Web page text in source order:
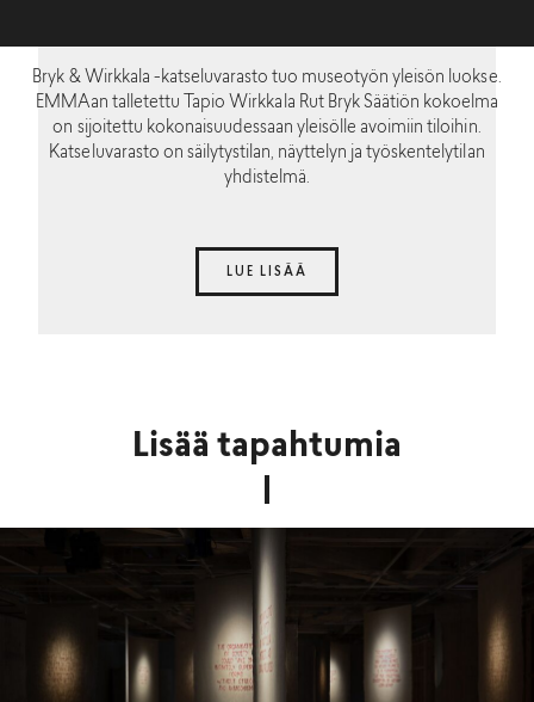
Bryk & Wirkkala -katseluvarasto tuo museotyön yleisön luokse.
EMMAan talletettu Tapio Wirkkala Rut Bryk Säätiön kokoelma
on sijoitettu kokonaisuudessaan yleisölle avoimiin tiloihin.
Katseluvarasto on säilytystilan, näyttelyn ja työskentelytilan
yhdistelmä.
LUE LISÄÄ
Lisää tapahtumia